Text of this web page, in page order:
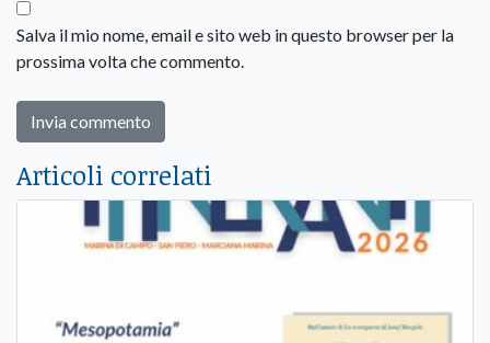
Salva il mio nome, email e sito web in questo browser per la
prossima volta che commento.
Articoli correlati